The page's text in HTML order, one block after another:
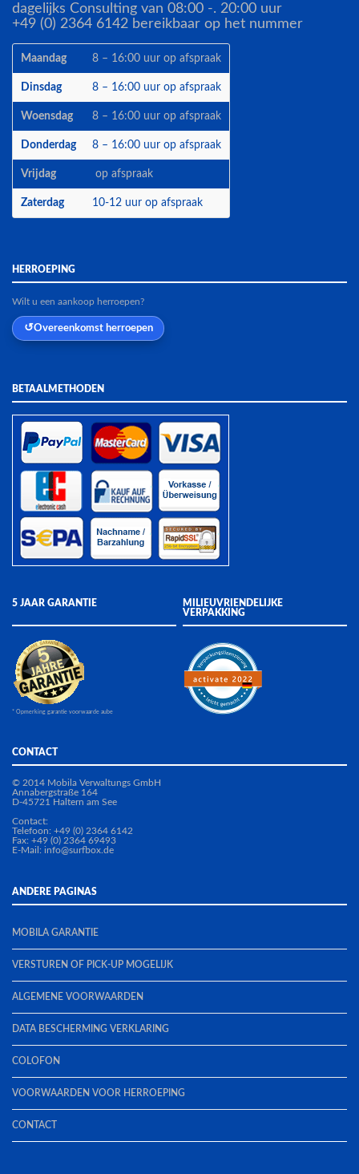
dagelijks Consulting van 08:00 -. 20:00 uur
+49 (0) 2364 6142 bereikbaar op het nummer
Maandag 8 – 16:00 uur op afspraak
Dinsdag 8 – 16:00 uur op afspraak
Woensdag 8 – 16:00 uur op afspraak
Donderdag 8 – 16:00 uur op afspraak
Vrijdag op afspraak
Zaterdag 10-12 uur op afspraak
HERROEPING
Wilt u een aankoop herroepen?
Overeenkomst herroepen
BETAALMETHODEN
5 JAAR GARANTIE
* Opmerking garantie voorwaarde aube
MILIEUVRIENDELIJKE
VERPAKKING
CONTACT
© 2014 Mobila Verwaltungs GmbH
Annabergstraße 164
D-45721 Haltern am See
Contact:
Telefoon: +49 (0) 2364 6142
Fax: +49 (0) 2364 69493
E-Mail: info@surfbox.de
ANDERE PAGINAS
MOBILA GARANTIE
VERSTUREN OF PICK-UP MOGELIJK
ALGEMENE VOORWAARDEN
DATA BESCHERMING VERKLARING
COLOFON
VOORWAARDEN VOOR HERROEPING
CONTACT